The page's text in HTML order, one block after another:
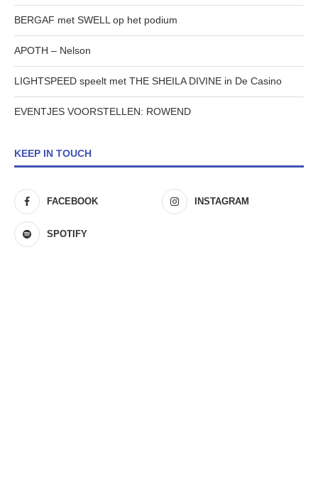
BERGAF met SWELL op het podium
APOTH – Nelson
LIGHTSPEED speelt met THE SHEILA DIVINE in De Casino
EVENTJES VOORSTELLEN: ROWEND
KEEP IN TOUCH
FACEBOOK INSTAGRAM
SPOTIFY